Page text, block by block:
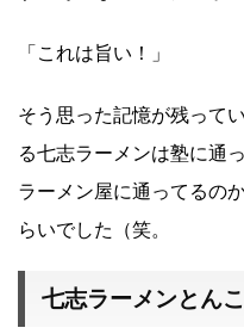
「これは旨い！」
そう思った記憶が残って
る七志ラーメンは塾に通
ラーメン屋に通ってるの
らいでした（笑。
七志ラーメンとん